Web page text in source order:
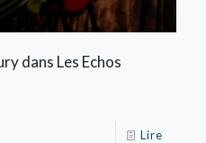
dans Les Echos
Lire